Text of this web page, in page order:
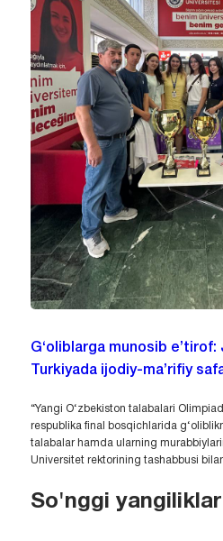
G‘oliblarga munosib e’tirof:
Turkiyada ijodiy-ma’rifiy
“Yangi O‘zbekiston talabalari
respublika final bosqichlarida
talabalar hamda ularning
Universitet rektorining tashabbusi
So'nggi yangiliklar